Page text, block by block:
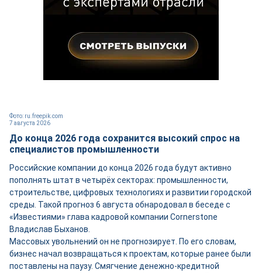
7 августа 2026
Фото: ru.freepik.com
До конца 2026 года сохранится высокий спрос на
специалистов промышленности
Российские компании до конца 2026 года будут активно
пополнять штат в четырёх секторах: промышленности,
строительстве, цифровых технологиях и развитии городской
среды. Такой прогноз 6 августа обнародовал в беседе с
«Известиями» глава кадровой компании Cornerstone
Владислав Быханов.
Массовых увольнений он не прогнозирует. По его словам,
бизнес начал возвращаться к проектам, которые ранее были
поставлены на паузу. Смягчение денежно-кредитной